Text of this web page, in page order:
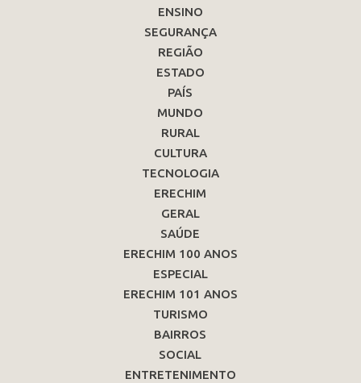
ENSINO
SEGURANÇA
REGIÃO
ESTADO
PAÍS
MUNDO
RURAL
CULTURA
TECNOLOGIA
ERECHIM
GERAL
SAÚDE
ERECHIM 100 ANOS
ESPECIAL
ERECHIM 101 ANOS
TURISMO
BAIRROS
SOCIAL
ENTRETENIMENTO